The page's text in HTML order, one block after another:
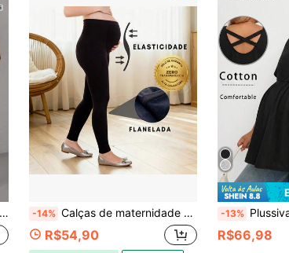
-14% Calças de maternidade plus size com alta elasticidade, calças compridas casuais com suporte para a barriga, design elegante e robusto.
R$54,90
-13% Plussiva Top Casual
R$66,98